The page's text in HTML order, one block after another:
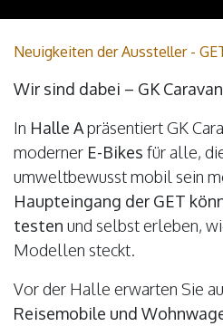
Neuigkeiten der Aussteller -
Wir sind dabei – GK
In Halle Apräsentiert GK
moderner E-Bikes für alle,
umweltbewusst mobil sein
Haupteingang der GET
testen und selbst erleben,
Modellen steckt.
Vor der Halle erwarten Sie
Reisemobile und